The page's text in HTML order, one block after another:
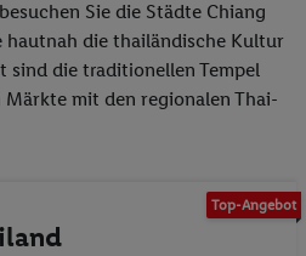
Sie die Städte Chiang
hautnah die thailändische Kultur
sind die traditionellen Tempel
mit den regionalen Thai-
Top-Angebot